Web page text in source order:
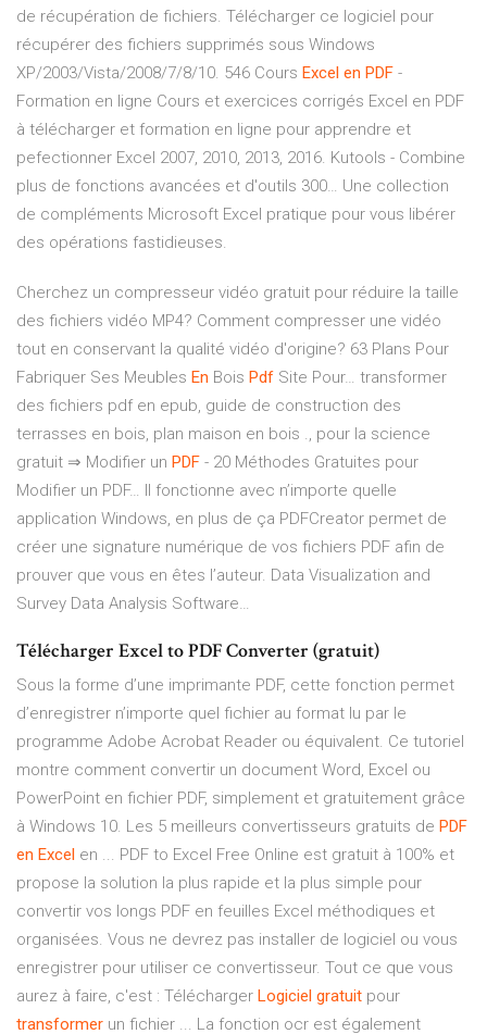
de récupération de fichiers. Télécharger ce logiciel pour
récupérer des fichiers supprimés sous Windows
XP/2003/Vista/2008/7/8/10. 546 Cours Excel en PDF -
Formation en ligne Cours et exercices corrigés Excel en PDF
à télécharger et formation en ligne pour apprendre et
pefectionner Excel 2007, 2010, 2013, 2016. Kutools - Combine
plus de fonctions avancées et d'outils 300… Une collection
de compléments Microsoft Excel pratique pour vous libérer
des opérations fastidieuses.
Cherchez un compresseur vidéo gratuit pour réduire la taille
des fichiers vidéo MP4? Comment compresser une vidéo
tout en conservant la qualité vidéo d'origine? 63 Plans Pour
Fabriquer Ses Meubles En Bois Pdf Site Pour… transformer
des fichiers pdf en epub, guide de construction des
terrasses en bois, plan maison en bois ., pour la science
gratuit ⇒ Modifier un PDF - 20 Méthodes Gratuites pour
Modifier un PDF…
Il fonctionne avec n’importe quelle
application Windows, en plus de ça PDFCreator permet de
créer une signature numérique de vos fichiers PDF afin de
prouver que vous en êtes l’auteur. Data Visualization and
Survey Data Analysis Software…
Télécharger Excel to PDF Converter (gratuit)
Sous la forme d’une imprimante PDF, cette fonction permet
d’enregistrer n’importe quel fichier au format lu par le
programme Adobe Acrobat Reader ou équivalent. Ce tutoriel
montre comment convertir un document Word, Excel ou
PowerPoint en fichier PDF, simplement et gratuitement grâce
à Windows 10. Les 5 meilleurs convertisseurs gratuits de PDF
en Excel en ... PDF to Excel Free Online est gratuit à 100% et
propose la solution la plus rapide et la plus simple pour
convertir vos longs PDF en feuilles Excel méthodiques et
organisées. Vous ne devrez pas installer de logiciel ou vous
enregistrer pour utiliser ce convertisseur. Tout ce que vous
aurez à faire, c'est : Télécharger Logiciel gratuit pour
transformer un fichier ... La fonction ocr est également